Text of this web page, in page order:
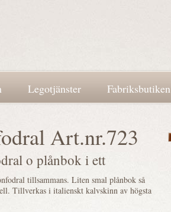
Legotjänster Fabriksbutiken
Art.nr.723
o plånbok i ett
tillsammans. Liten smal plånbok så
Tillverkas i italienskt kalvskinn av högsta